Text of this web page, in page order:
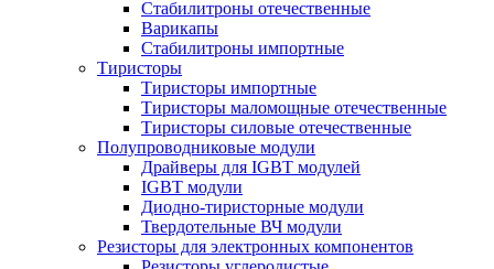
Стабилитроны отечественные
Варикапы
Стабилитроны импортные
Тиристоры
Тиристоры импортные
Тиристоры маломощные отечественные
Тиристоры силовые отечественные
Полупроводниковые модули
Драйверы для IGBT модулей
IGBT модули
Диодно-тиристорные модули
Твердотельные ВЧ модули
Резисторы для электронных компонентов